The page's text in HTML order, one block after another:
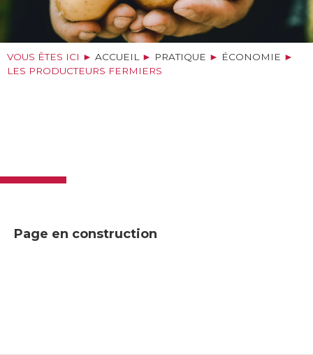
VOUS ÊTES ICI ► ACCUEIL ► PRATIQUE ► ÉCONOMIE ►
LES PRODUCTEURS FERMIERS
Page en construction